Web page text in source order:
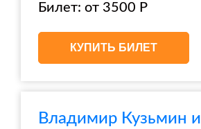
Билет: от 3500 Р
КУПИТЬ БИЛЕТ
Владимир Кузьмин и